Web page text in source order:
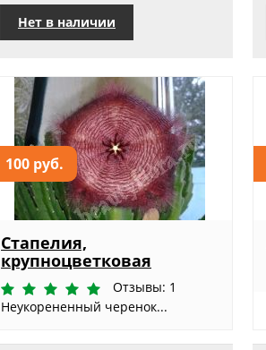
Нет в наличии
100 руб.
Стапелия,
крупноцветковая
Отзывы: 1
Неукорененный черенок...